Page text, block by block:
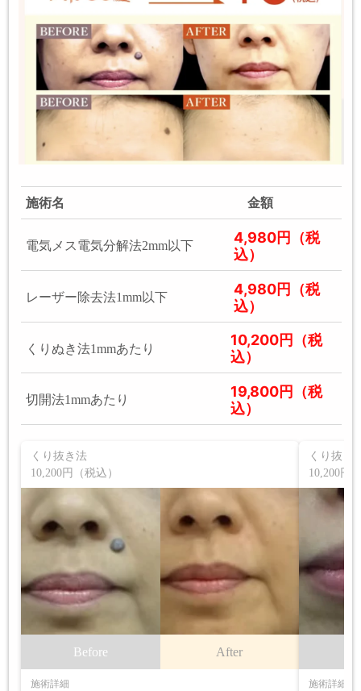
施術名 金額
電気メス電気分解法2mm以下
4,980円（税
込）
レーザー除去法1mm以下
4,980円（税
込）
くりぬき法1mmあたり
10,200円（税
込）
切開法1mmあたり
19,800円（税
込）
くり抜き法
10,200円（税込）
Before After
施術詳細
くり抜き
10,200円
施術詳細